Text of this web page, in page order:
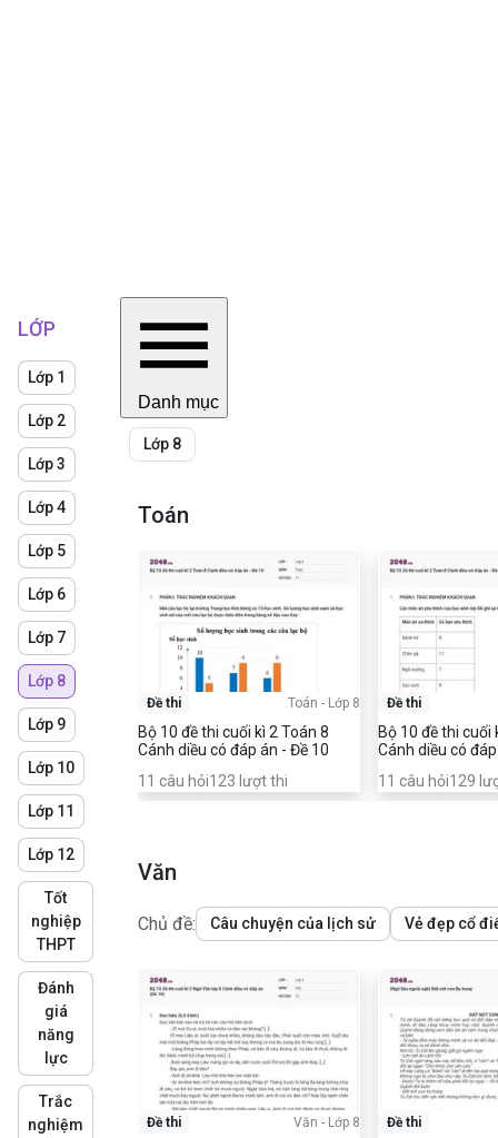
LỚP
Lớp 1
Lớp 2
Lớp 3
Lớp 4
Lớp 5
Lớp 6
Lớp 7
Lớp 8
Lớp 9
Lớp 10
Lớp 11
Lớp 12
Tốt
nghiệp
THPT
Đánh
giá
năng
lực
Trắc
nghiệm
Danh mục
Lớp 8
Toán
Đề thi Toán - Lớp 8
Bộ 10 đề thi cuối kì 2 Toán 8
Cánh diều có đáp án - Đề 10
11 câu hỏi123 lượt thi
Đề thi
Bộ 10 đề thi cuối kì 2
Cánh diều có
11 câu hỏi129
Văn
Chủ đề: Câu chuyện của lịch sử Vẻ đẹp cổ
Đề thi Văn - Lớp 8 Đề thi